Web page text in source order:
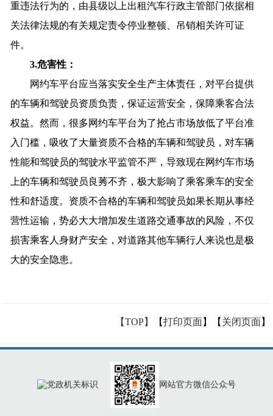
重违法行为的，由县级以上出租汽车行政主管部门依据相
关法律法规的有关规定责令停业整顿、吊销相关许可证
件。
3.危害性：
网约车平台应当落实安全生产主体责任，对平台提供
的车辆和驾驶员资质负责，保证运营安全，保障乘客合法
权益。然而，很多网约车平台为了抢占市场放低了平台准
入门槛，吸收了大量资质不合格的车辆和驾驶员，对车辆
性能和驾驶员的驾驶水平监管不严，导致现在网约车市场
上的车辆和驾驶员良莠不齐，极大影响了乘客乘车的安全
性和舒适度。资质不合格的车辆和驾驶员如果长期从事经
营性运输，势必大大增加发生道路交通事故的风险，不仅
损害乘客人身财产安全，对道路其他车辆行人来说也是极
大的安全隐患。
【TOP】 【打印页面】【 关闭页面】
网站官方微信公众号